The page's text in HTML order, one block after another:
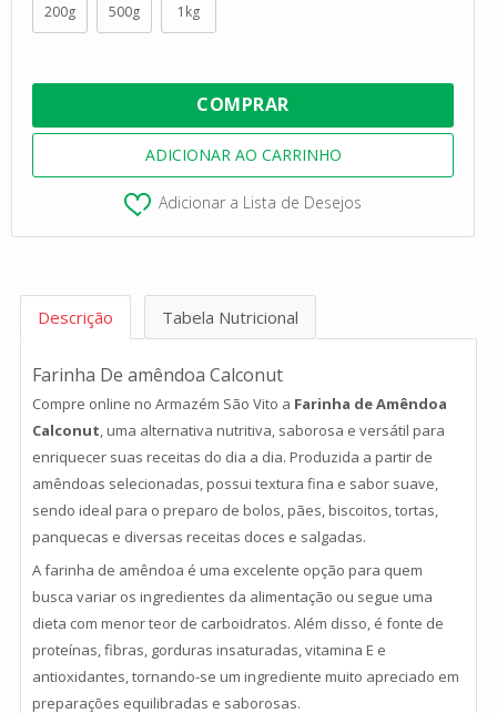
200g 500g 1kg
Adicionar a Lista de Desejos
Descrição Tabela Nutricional
Farinha De amêndoa Calconut
Compre online no Armazém São Vito a Farinha de Amêndoa
Calconut , uma alternativa nutritiva, saborosa e versátil para
enriquecer suas receitas do dia a dia. Produzida a partir de
amêndoas selecionadas, possui textura fina e sabor suave,
sendo ideal para o preparo de bolos, pães, biscoitos, tortas,
panquecas e diversas receitas doces e salgadas.
A farinha de amêndoa é uma excelente opção para quem
busca variar os ingredientes da alimentação ou segue uma
dieta com menor teor de carboidratos. Além disso, é fonte de
proteínas, fibras, gorduras insaturadas, vitamina E e
antioxidantes, tornando-se um ingrediente muito apreciado em
preparações equilibradas e saborosas.